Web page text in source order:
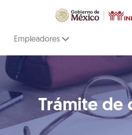
Empleadores
Trámite de